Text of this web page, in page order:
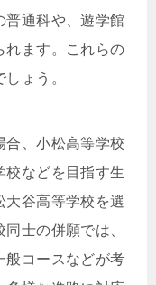
普通科や、遊学館
れます。これらの
ょう。
合、小松高等学校
校などを目指す生
大谷高等学校を選
士の併願では、
般コースなどが考